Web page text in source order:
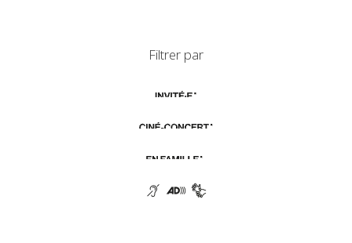
Filtrer par